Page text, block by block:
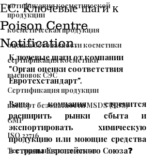
нотификация косметической
продукции
косметическая продукция
оценка безопасности косметики
сертификация косметики
высновок СЭС
Сертификация продукции
паспорт безопасности MSDS (SDS)
GMP
ISO 22716
Тестирование косметики
ЕС. Ключевые шаги к
Poison Centre
Notification.
Ключевые шаги от компании
"Орган оценки соответствия
Евротехстандарт".
Ваша компания стремится
расширить рынки сбыта и
экспортировать химическую
продукцию или моющие средства
в страны Европейского Союза❓